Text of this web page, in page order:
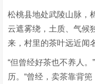
松桃县地处武陵山脉，
云遮雾绕，土质、气候
来，村里的茶叶远近闻
“但曾经好茶也不养人
历。“曾经，卖茶靠背